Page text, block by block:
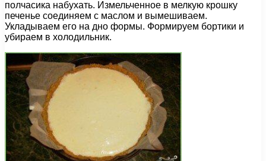
полчасика набухать. Измельченное в мелкую крошку
печенье соединяем с маслом и вымешиваем.
Укладываем его на дно формы. Формируем бортики и
убираем в холодильник.